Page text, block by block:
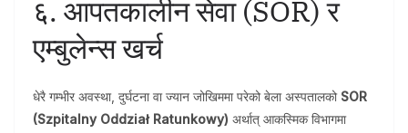
६. आपतकालीन सेवा (SOR) र
एम्बुलेन्स खर्च
धेरै गम्भीर अवस्था, दुर्घटना वा ज्यान जोखिममा परेको बेला अस्पतालको SOR
(Szpitalny Oddział Ratunkowy) अर्थात् आकस्मिक विभागमा